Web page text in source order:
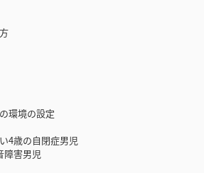
環境の設定
歳の自閉症男児
害男児